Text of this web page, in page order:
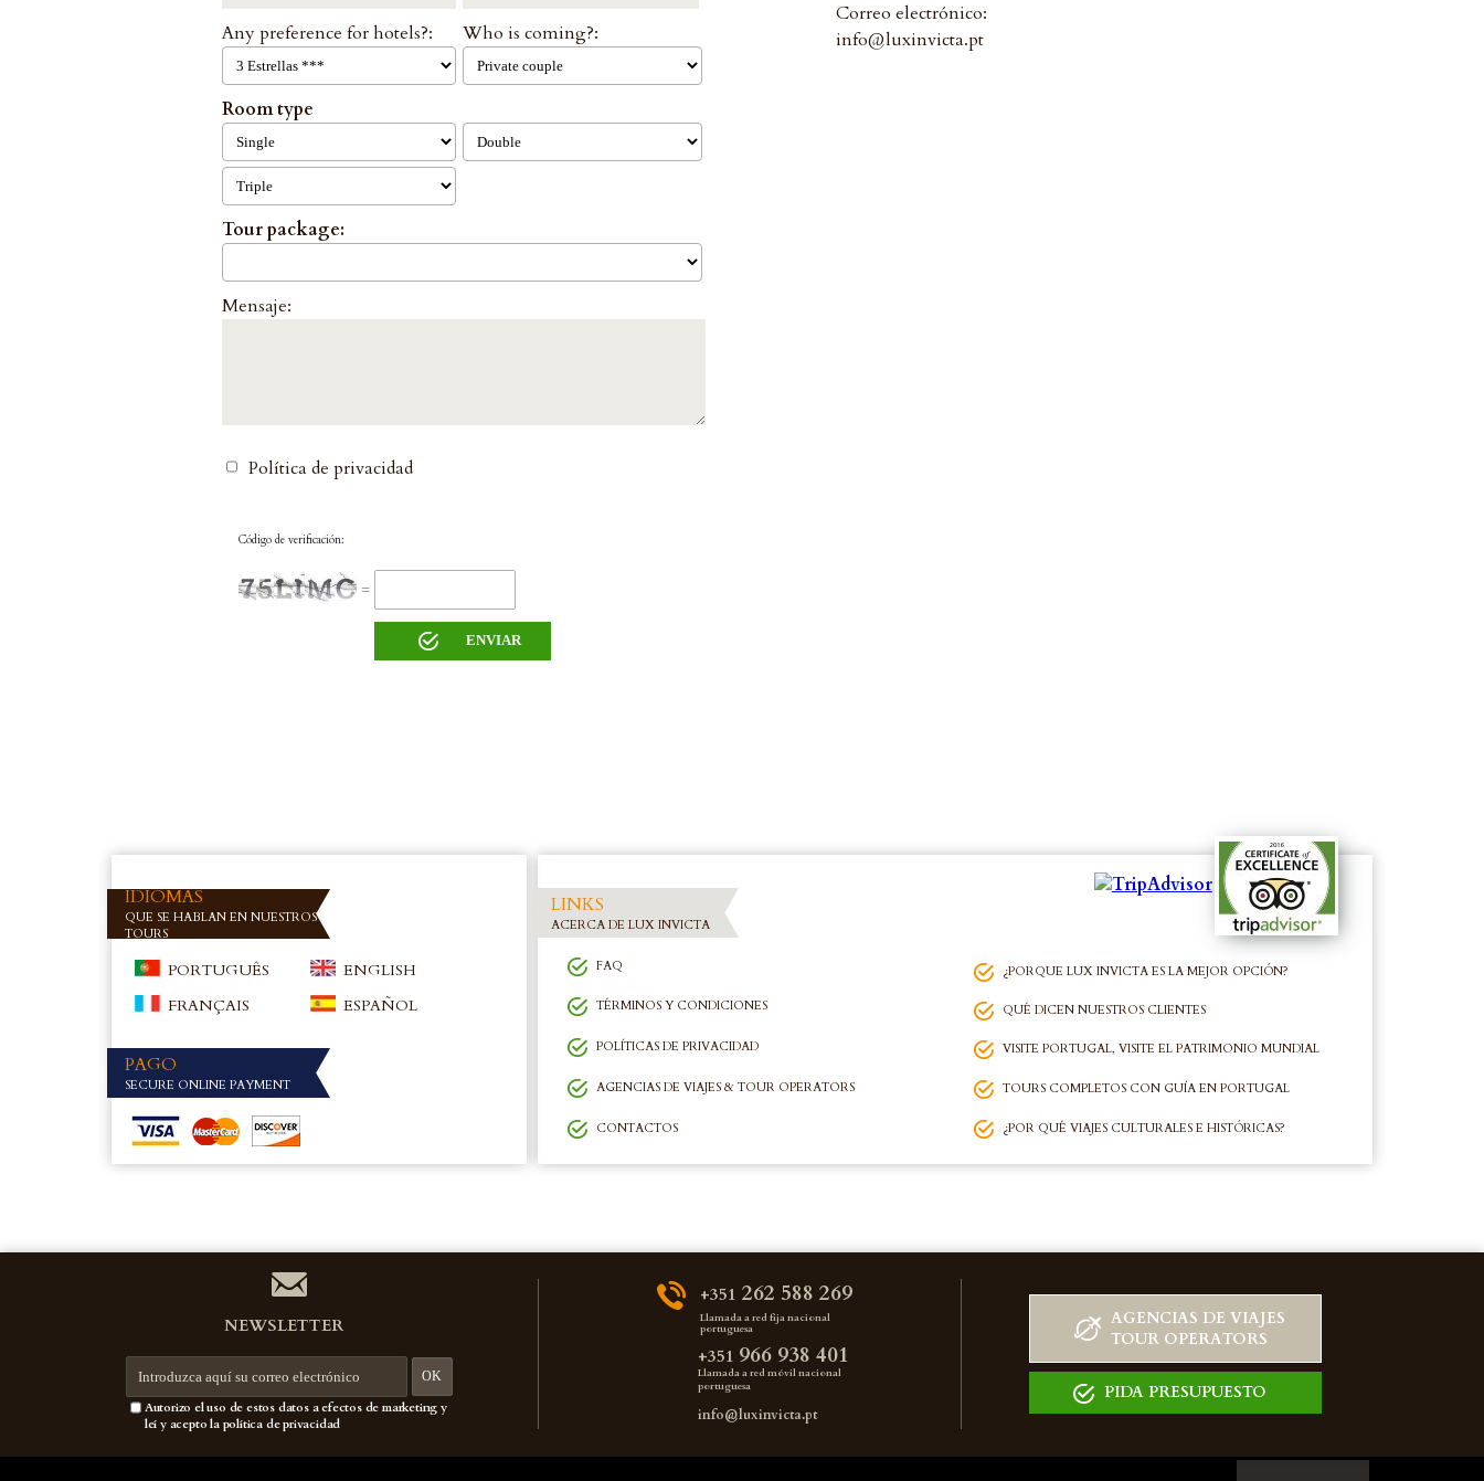
Any preference for hotels?: Who is coming?:
Room type
Tour package:
Mensaje:
Política de privacidad
Código de verificación:
=
Correo electrónico:
info@luxinvicta.pt
IDIOMAS
QUE SE HABLAN EN NUESTROS
TOURS
PORTUGUÊS
ENGLISH
FRANÇAIS
ESPAÑOL
PAGO
SECURE ONLINE PAYMENT
LINKS
ACERCA DE LUX INVICTA
FAQ
TÉRMINOS Y CONDICIONES
POLÍTICAS DE PRIVACIDAD
AGENCIAS DE VIAJES & TOUR OPERATORS
CONTACTOS
¿PORQUE LUX INVICTA ES LA MEJOR OPCIÓN?
QUÉ DICEN NUESTROS CLIENTES
VISITE PORTUGAL, VISITE EL PATRIMONIO MUNDIAL
TOURS COMPLETOS CON GUÍA EN PORTUGAL
¿POR QUÉ VIAJES CULTURALES E HISTÓRICAS?
NEWSLETTER
Autorizo el uso de estos datos a efectos de marketing y
leí y acepto la política de privacidad
+351 262 588 269
Llamada a red fija nacional
portuguesa
+351 966 938 401
Llamada a red móvil nacional
portuguesa
info@luxinvicta.pt
AGENCIAS DE VIAJES
TOUR OPERATORS
PIDA PRESUPUESTO